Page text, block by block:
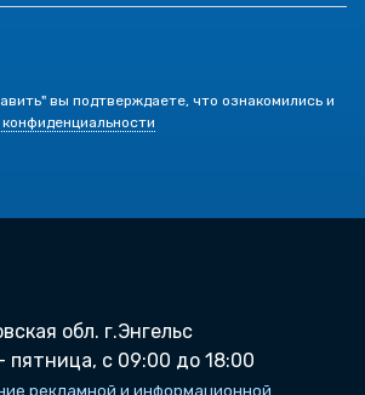
вы подтверждаете, что ознакомились и
обл. г.Энгельс
пятница, с 09:00 до 18:00
рекламной и информационной